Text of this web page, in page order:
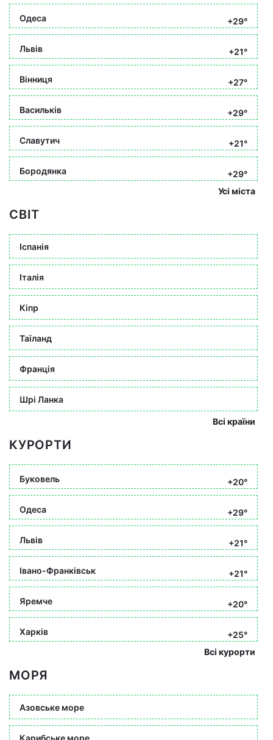
Одеса +29°
Львів +21°
Вінниця +27°
Васильків +29°
Славутич +21°
Бородянка
+29°
Усі міста
СВІТ
Іспанія
Італія
Кіпр
Таїланд
Франція
Шрі Ланка
Всі країни
КУРОРТИ
Буковель +20°
Одеса +29°
Львів +21°
Івано-Франківськ +21°
Яремче +20°
Харків
+25°
Всі курорти
МОРЯ
Азовське море
Карибське море